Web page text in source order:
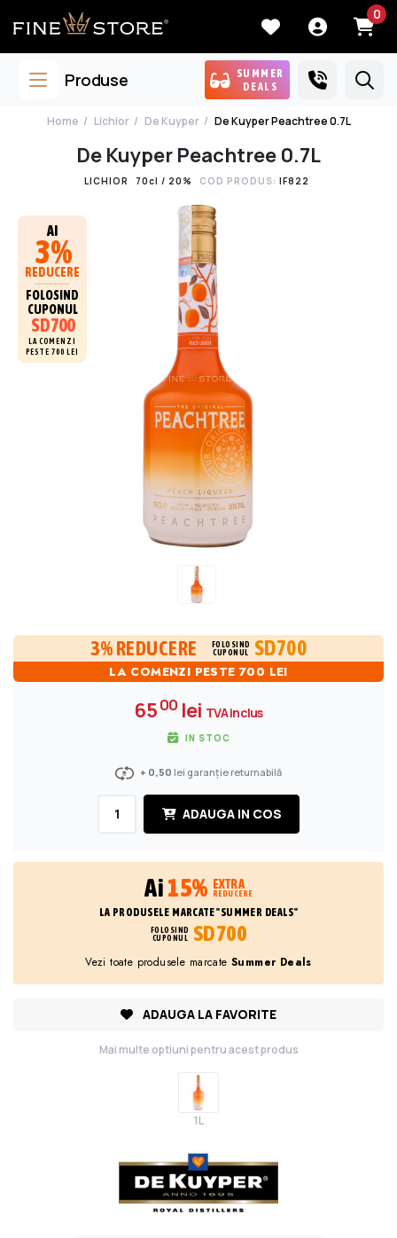
0
Produse
SUMMER
DEALS
Home Lichior De Kuyper De Kuyper Peachtree 0.7L
De Kuyper Peachtree 0.7L
LICHIOR 70cl / 20% COD PRODUS: IF822
AI
3%
REDUCERE
FOLOSIND
CUPONUL
SD700
LA COMENZI
PESTE 700 LEI
3% REDUCERE
FOLOSIND
CUPONUL
SD700
LA COMENZI PESTE 700 LEI
6500 lei TVA inclus
IN STOC
+ 0,50 lei garanție returnabilă
ADAUGA IN COS
Ai15% EXTRA
REDUCERE
LA PRODUSELE MARCATE "SUMMER DEALS"
FOLOSIND
CUPONUL
SD700
Vezi toate produsele marcate Summer Deals
ADAUGA LA FAVORITE
Mai multe optiuni pentru acest produs
1L